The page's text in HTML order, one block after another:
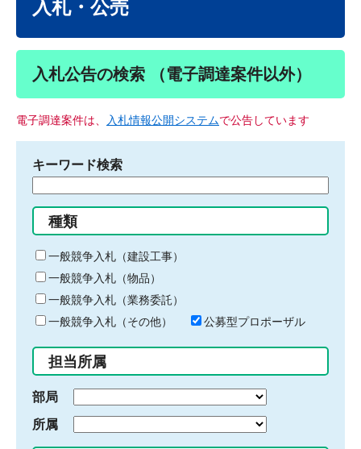
入札・公売
入札公告の検索 （電子調達案件以外）
電子調達案件は、 入札情報公開システムで公告しています
キーワード検索
る
キ
ー
ワ
ー
ド
入
力
種類
一般競争入札（建設工事）
一般競争入札（物品）
一般競争入札（業務委託）
一般競争入札（その他）
公募型プロポーザル
担当所属
部局
所属